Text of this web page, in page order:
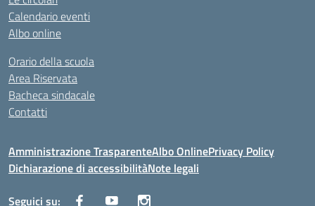
Calendario eventi
Albo online
Orario della scuola
Area Riservata
Bacheca sindacale
Contatti
Amministrazione TrasparenteAlbo OnlinePrivacy Policy
Dichiarazione di accessibilitàNote legali
Seguici su: